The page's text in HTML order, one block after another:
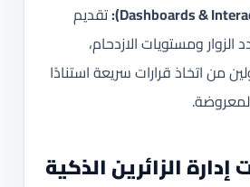
تقديم
الزوار ومستويات الازدحام،
من اتخاذ قرارات سريعة استنادًا
الزائرين الذكية